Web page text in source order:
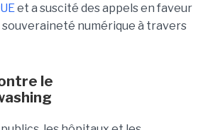
et a suscité des appels en faveur
souveraineté numérique à travers
le